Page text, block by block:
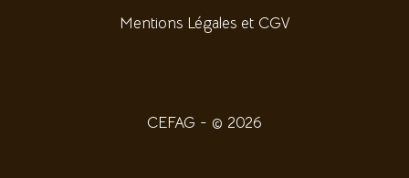
Mentions Légales et CGV
CEFAG - © 2026